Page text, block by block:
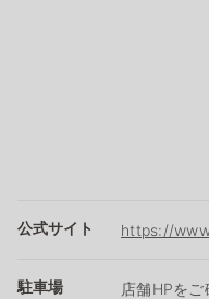
公式サイト https://
駐車場 店舗HPを